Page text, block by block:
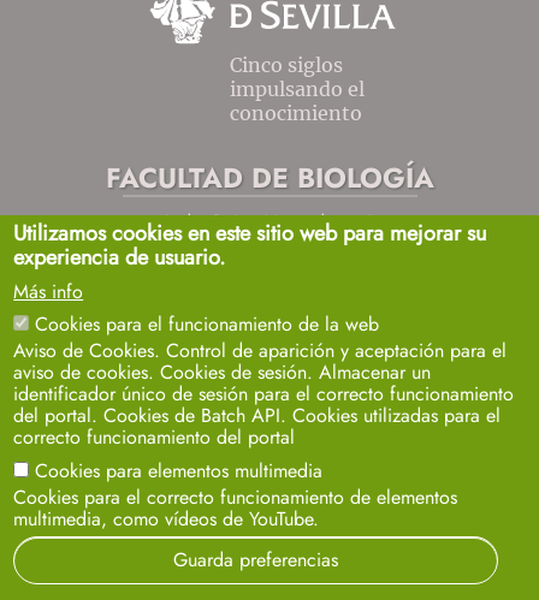
Cinco siglos
impulsando el
conocimiento
FACULTAD DE BIOLOGÍA
Avda. Reina Mercedes, s/n
Sevilla 41012.
Aviso legal Protección de datos
© 2024SIC - Universidad de Sevilla
Utilizamos cookies en este sitio web para mejorar su
experiencia de usuario.
Más info
Cookies para el funcionamiento de la web
Aviso de Cookies. Control de aparición y aceptación para el
aviso de cookies. Cookies de sesión. Almacenar un
identificador único de sesión para el correcto funcionamiento
del portal. Cookies de Batch API. Cookies utilizadas para el
correcto funcionamiento del portal
Cookies para elementos multimedia
Cookies para el correcto funcionamiento de elementos
multimedia, como vídeos de YouTube.
Guarda preferencias